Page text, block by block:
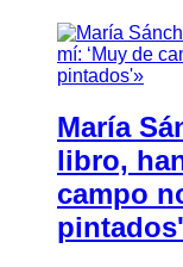
María
libro,
campo